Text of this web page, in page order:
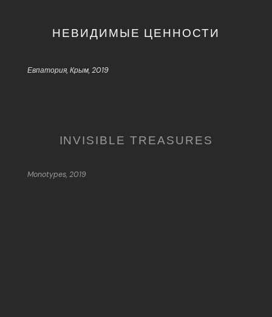
НЕВИДИМЫЕ ЦЕННОСТИ
Евпатория, Крым, 2019
INVISIBLE TREASURES
Monotypes, 2019